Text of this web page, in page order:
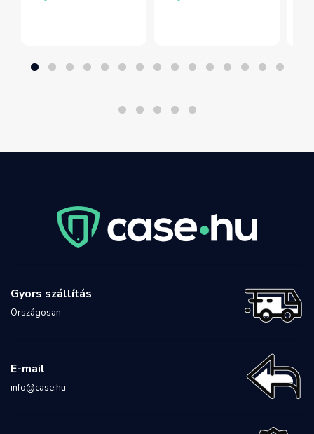
Gyors szállítás
Országosan
E-mail
info@case.hu